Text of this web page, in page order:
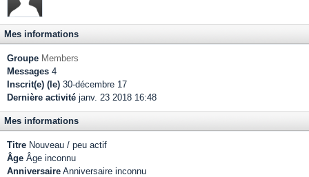
Mes informations
Groupe Members
Messages 4
Inscrit(e) (le) 30-décembre 17
Dernière activité janv. 23 2018 16:48
Mes informations
Titre Nouveau / peu actif
Âge Âge inconnu
Anniversaire Anniversaire inconnu